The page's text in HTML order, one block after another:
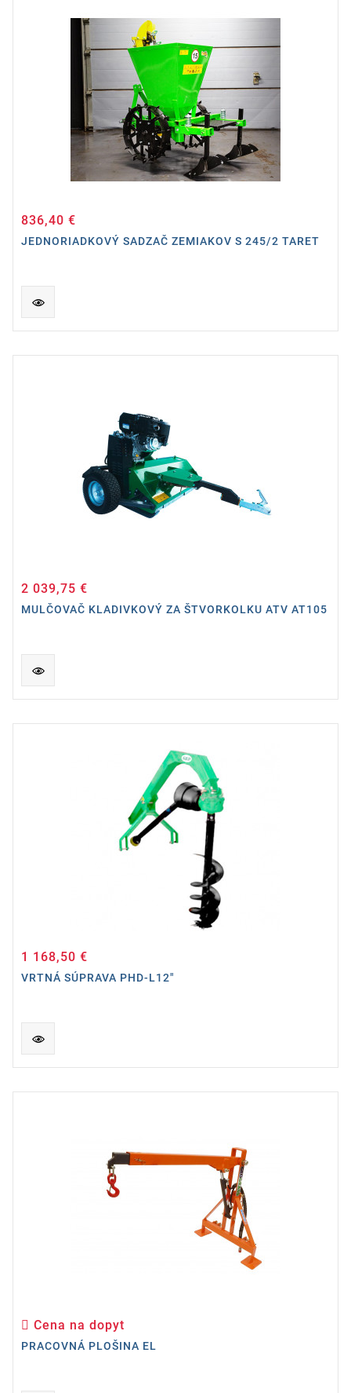
836,40 €
JEDNORIADKOVÝ SADZAČ ZEMIAKOV S 245/2 TARET
2 039,75 €
MULČOVAČ KLADIVKOVÝ ZA ŠTVORKOLKU ATV AT105
1 168,50 €
VRTNÁ SÚPRAVA PHD-L12"
Cena na dopyt
PRACOVNÁ PLOŠINA EL